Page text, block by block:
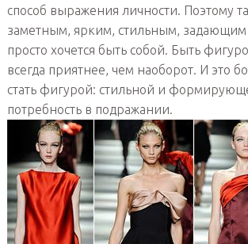
способ выражения личности. Поэтому
заметным, ярким, стильным,
просто хочется быть собой. Быть
всегда приятнее, чем наоборот. И это
стать фигурой: стильной и
потребность в подражании.